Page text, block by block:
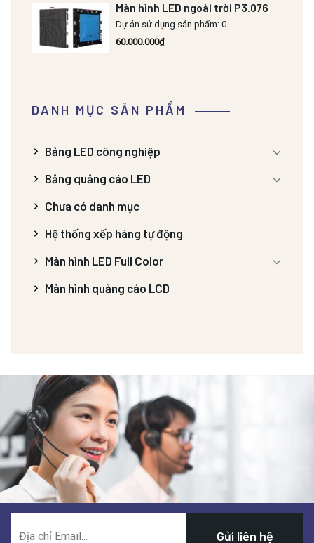
Màn hình LED ngoài trời P3.076
Dự án sử dụng sản phẩm: 0
60.000.000₫
DANH MỤC SẢN PHẨM
Bảng LED công nghiệp
Bảng quảng cáo LED
Chưa có danh mục
Hệ thống xếp hàng tự động
Màn hình LED Full Color
Màn hình quảng cáo LCD